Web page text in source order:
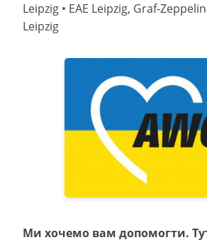
Leipzig • EAE Leipzig, Graf-
Leipzig
Ми хочемо вам допомогти.